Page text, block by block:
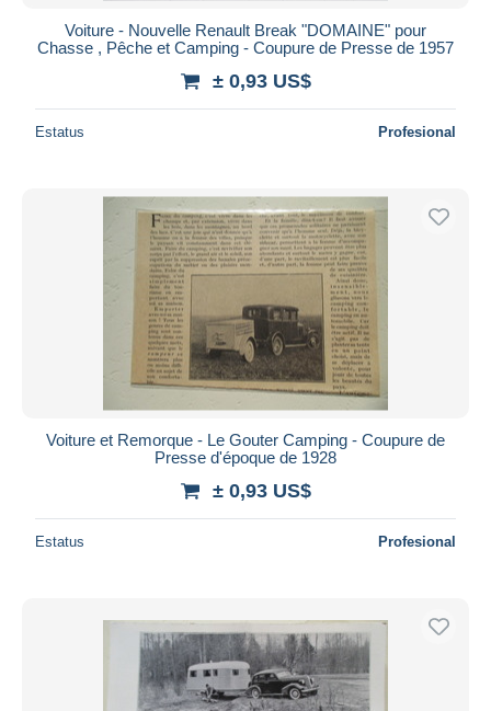
Voiture - Nouvelle Renault Break "DOMAINE" pour
Chasse , Pêche et Camping - Coupure de Presse de 1957
± 0,93 US$
Estatus Profesional
Voiture et Remorque - Le Gouter Camping - Coupure de
Presse d'époque de 1928
± 0,93 US$
Estatus Profesional